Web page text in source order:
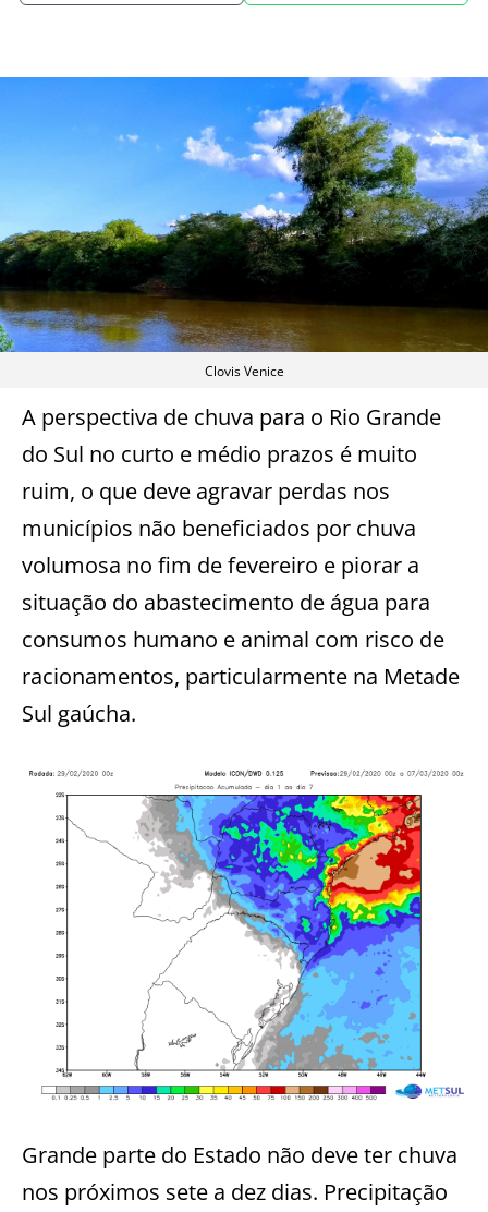
Clovis Venice
A perspectiva de chuva para o Rio Grande
do Sul no curto e médio prazos é muito
ruim, o que deve agravar perdas nos
municípios não beneficiados por chuva
volumosa no fim de fevereiro e piorar a
situação do abastecimento de água para
consumos humano e animal com risco de
racionamentos, particularmente na Metade
Sul gaúcha.
Grande parte do Estado não deve ter chuva
nos próximos sete a dez dias. Precipitação